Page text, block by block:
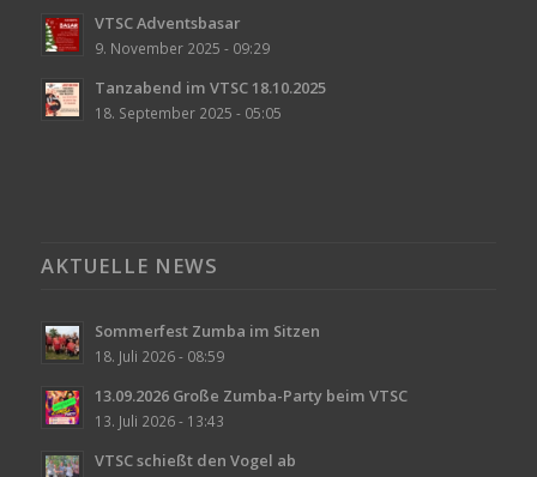
VTSC Adventsbasar
9. November 2025 - 09:29
Tanzabend im VTSC 18.10.2025
18. September 2025 - 05:05
AKTUELLE NEWS
Sommerfest Zumba im Sitzen
18. Juli 2026 - 08:59
13.09.2026 Große Zumba-Party beim VTSC
13. Juli 2026 - 13:43
VTSC schießt den Vogel ab